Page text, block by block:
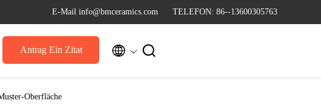
E-Mail info@bmceramics.com TELEFON: 86--13600305763
Antrag Ein Zitat  
Oberfläche